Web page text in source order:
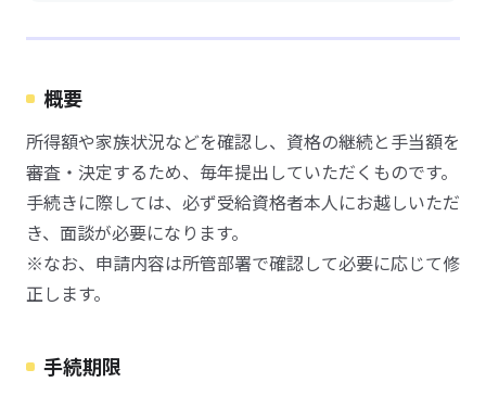
概要
所得額や家族状況などを確認し、資格の継続と手当額を
審査・決定するため、毎年提出していただくものです。
手続きに際しては、必ず受給資格者本人にお越しいただ
き、面談が必要になります。
※なお、申請内容は所管部署で確認して必要に応じて修
正します。
手続期限